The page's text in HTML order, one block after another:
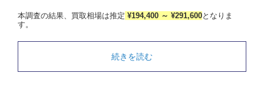
本調査の結果、買取相場は推定 ¥194,400 ～ ¥291,600となりま
す。
続きを読む